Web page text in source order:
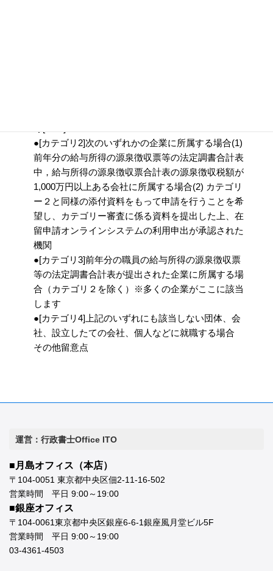
●[カテゴリ2]次のいずれかの企業に所属する場合(1)
前年分の給与所得の源泉徴収票等の法定調書合計表
中，給与所得の源泉徴収票合計表の源泉徴収税額が
1,000万円以上ある会社に所属する場合(2) カテゴリ
ー２と同様の添付資料をもって申請を行うことを希
望し、カテゴリー審査に係る資料を提出した上、在
留申請オンラインシステムの利用申出が承認された
機関
●[カテゴリ3]前年分の職員の給与所得の源泉徴収票
等の法定調書合計表が提出された企業に所属する場
合（カテゴリ２を除く）※多くの企業がここに該当
します
●[カテゴリ4]上記のいずれにも該当しない団体、会
社、設立したての会社、個人などに就職する場合
その他留意点
運営：行政書士Office ITO
■月島オフィス（本店）
〒104-0051 東京都中央区佃2-11-16-502
営業時間 平日 9:00～19:00
■銀座オフィス
〒104-0061東京都中央区銀座6-6-1銀座風月堂ビル5F
営業時間 平日 9:00～19:00
03-4361-4503